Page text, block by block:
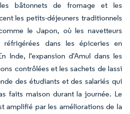
bâtonnets de fromage et les
les petits-déjeuners traditionnels
le Japon, où les navetteurs
réfrigérées dans les épiceries en
Inde, l'expansion d'Amul dans les
contrôlées et les sachets de lassi
des étudiants et des salariés qui
faits maison durant la journée. Le
amplifié par les améliorations de la